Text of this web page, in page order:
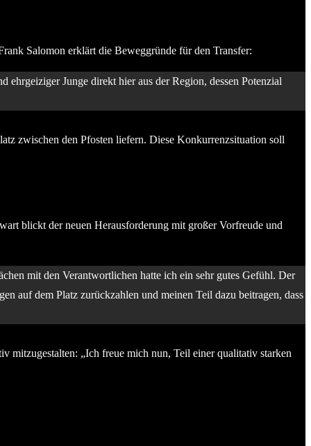
Salomon erklärt die Beweggründe für den Transfer:
Junge direkt hier aus der Region, dessen Potenzial
zwischen den Pfosten liefern. Diese Konkurrenzsituation soll
blickt der neuen Herausforderung mit großer Vorfreude und
mit den Verantwortlichen hatte ich ein sehr gutes Gefühl. Der
auf dem Platz zurückzahlen und meinen Teil dazu beitragen, dass
mitzugestalten: „Ich freue mich nun, Teil einer qualitativ starken